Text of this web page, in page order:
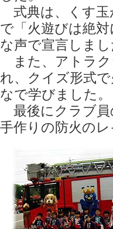
式典は、くす玉
で「火遊びは絶
な声で宣言しま
また、アトラク
れ、クイズ形式
なで学びました。
最後にクラブ員
手作りの防火の